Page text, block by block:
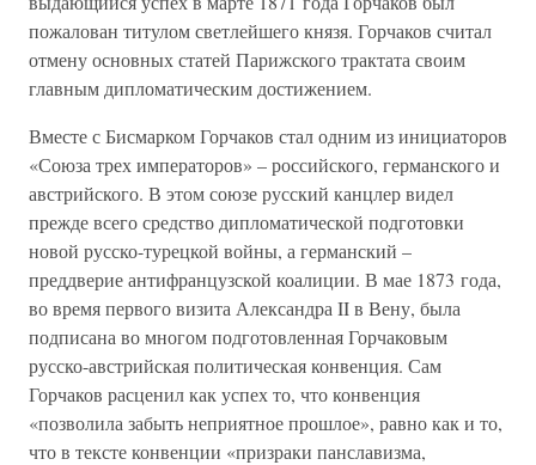
пожалован титулом светлейшего князя. Горчаков считал
отмену основных статей Парижского трактата своим
главным дипломатическим достижением.
Вместе с Бисмарком Горчаков стал одним из инициаторов
«Союза трех императоров» – российского, германского и
австрийского. В этом союзе русский канцлер видел
прежде всего средство дипломатической подготовки
новой русско-турецкой войны, а германский –
преддверие антифранцузской коалиции. В мае 1873 года,
во время первого визита Александра II в Вену, была
подписана во многом подготовленная Горчаковым
русско-австрийская политическая конвенция. Сам
Горчаков расценил как успех то, что конвенция
«позволила забыть неприятное прошлое», равно как и то,
что в тексте конвенции «призраки панславизма,